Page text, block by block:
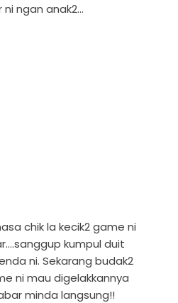
ngan anak2...
chik la kecik2 game ni
kumpul duit
ni. Sekarang budak2
ni mau digelakkannya
minda langsung!!